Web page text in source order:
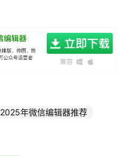
2025年微信编辑器推荐